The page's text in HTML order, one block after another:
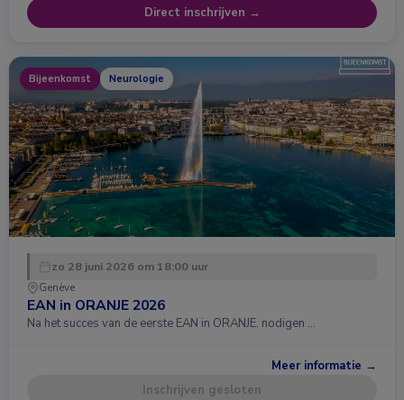
Direct inschrijven →
Bijeenkomst Neurologie
zo 28 juni 2026 om 18:00 uur
Genève
EAN in ORANJE 2026
Na het succes van de eerste EAN in ORANJE, nodigen …
Meer informatie →
Inschrijven gesloten